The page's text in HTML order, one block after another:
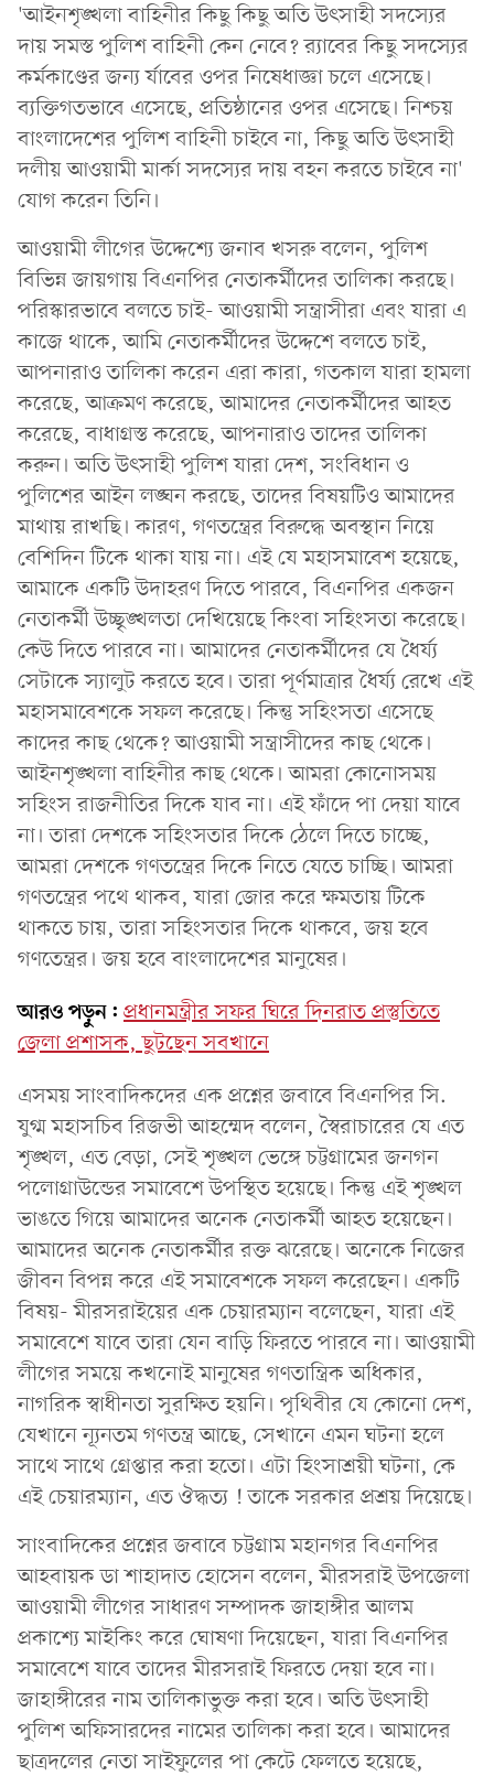
'আইনশৃঙ্খলা বাহিনীর কিছু কিছু অতি উৎসাহী সদস্যের
দায় সমস্ত পুলিশ বাহিনী কেন নেবে? র‌্যাবের কিছু সদস্যের
কর্মকাণ্ডের জন্য র্যাবের ওপর নিষেধাজ্ঞা চলে এসেছে।
ব্যক্তিগতভাবে এসেছে, প্রতিষ্ঠানের ওপর এসেছে। নিশ্চয়
বাংলাদেশের পুলিশ বাহিনী চাইবে না, কিছু অতি উৎসাহী
দলীয় আওয়ামী মার্কা সদস্যের দায় বহন করতে চাইবে না'
যোগ করেন তিনি।
আওয়ামী লীগের উদ্দেশ্যে জনাব খসরু বলেন, পুলিশ
বিভিন্ন জায়গায় বিএনপির নেতাকর্মীদের তালিকা করছে।
পরিস্কারভাবে বলতে চাই- আওয়ামী সন্ত্রাসীরা এবং যারা এ
কাজে থাকে, আমি নেতাকর্মীদের উদ্দেশে বলতে চাই,
আপনারাও তালিকা করেন এরা কারা, গতকাল যারা হামলা
করেছে, আক্রমণ করেছে, আমাদের নেতাকর্মীদের আহত
করেছে, বাধাগ্রস্ত করেছে, আপনারাও তাদের তালিকা
করুন। অতি উৎসাহী পুলিশ যারা দেশ, সংবিধান ও
পুলিশের আইন লঙ্ঘন করছে, তাদের বিষয়টিও আমাদের
মাথায় রাখছি। কারণ, গণতন্ত্রের বিরুদ্ধে অবস্থান নিয়ে
বেশিদিন টিকে থাকা যায় না। এই যে মহাসমাবেশ হয়েছে,
আমাকে একটি উদাহরণ দিতে পারবে, বিএনপির একজন
নেতাকর্মী উচ্ছৃঙ্খলতা দেখিয়েছে কিংবা সহিংসতা করেছে।
কেউ দিতে পারবে না। আমাদের নেতাকর্মীদের যে ধৈর্য্য
সেটাকে স্যালুট করতে হবে। তারা পূর্ণমাত্রার ধৈর্য্য রেখে এই
মহাসমাবেশকে সফল করেছে। কিন্তু সহিংসতা এসেছে
কাদের কাছ থেকে? আওয়ামী সন্ত্রাসীদের কাছ থেকে।
আইনশৃঙ্খলা বাহিনীর কাছ থেকে। আমরা কোনোসময়
সহিংস রাজনীতির দিকে যাব না। এই ফাঁদে পা দেয়া যাবে
না। তারা দেশকে সহিংসতার দিকে ঠেলে দিতে চাচ্ছে,
আমরা দেশকে গণতন্ত্রের দিকে নিতে যেতে চাচ্ছি। আমরা
গণতন্ত্রের পথে থাকব, যারা জোর করে ক্ষমতায় টিকে
থাকতে চায়, তারা সহিংসতার দিকে থাকবে, জয় হবে
গণতেন্ত্রর। জয় হবে বাংলাদেশের মানুষের।
আরও পড়ুন: প্রধানমন্ত্রীর সফর ঘিরে দিনরাত প্রস্তুতিতে
জেলা প্রশাসক, ছুটছেন সবখানে
এসময় সাংবাদিকদের এক প্রশ্নের জবাবে বিএনপির সি.
যুগ্ম মহাসচিব রিজভী আহম্মেদ বলেন, স্বৈরাচারের যে এত
শৃঙ্খল, এত বেড়া, সেই শৃঙ্খল ভেঙ্গে চট্টগ্রামের জনগন
পলোগ্রাউন্ডের সমাবেশে উপস্থিত হয়েছে। কিন্তু এই শৃঙ্খল
ভাঙতে গিয়ে আমাদের অনেক নেতাকর্মী আহত হয়েছেন।
আমাদের অনেক নেতাকর্মীর রক্ত ঝরেছে। অনেকে নিজের
জীবন বিপন্ন করে এই সমাবেশকে সফল করেছেন। একটি
বিষয়- মীরসরাইয়ের এক চেয়ারম্যান বলেছেন, যারা এই
সমাবেশে যাবে তারা যেন বাড়ি ফিরতে পারবে না। আওয়ামী
লীগের সময়ে কখনোই মানুষের গণতান্ত্রিক অধিকার,
নাগরিক স্বাধীনতা সুরক্ষিত হয়নি। পৃথিবীর যে কোনো দেশ,
যেখানে ন্যূনতম গণতন্ত্র আছে, সেখানে এমন ঘটনা হলে
সাথে সাথে গ্রেপ্তার করা হতো। এটা হিংসাশ্রয়ী ঘটনা, কে
এই চেয়ারম্যান, এত ঔদ্ধত্য ! তাকে সরকার প্রশ্রয় দিয়েছে।
সাংবাদিকের প্রশ্নের জবাবে চট্টগ্রাম মহানগর বিএনপির
আহবায়ক ডা শাহাদাত হোসেন বলেন, মীরসরাই উপজেলা
আওয়ামী লীগের সাধারণ সম্পাদক জাহাঙ্গীর আলম
প্রকাশ্যে মাইকিং করে ঘোষণা দিয়েছেন, যারা বিএনপির
সমাবেশে যাবে তাদের মীরসরাই ফিরতে দেয়া হবে না।
জাহাঙ্গীরের নাম তালিকাভুক্ত করা হবে। অতি উৎসাহী
পুলিশ অফিসারদের নামের তালিকা করা হবে। আমাদের
ছাত্রদলের নেতা সাইফুলের পা কেটে ফেলতে হয়েছে,